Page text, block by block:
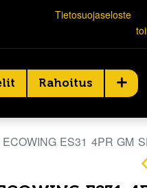
Tietosuojaseloste
Rahoitus
ES31 4PR GM